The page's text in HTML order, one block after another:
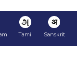
அ
Tamil
अ
Sanskrit